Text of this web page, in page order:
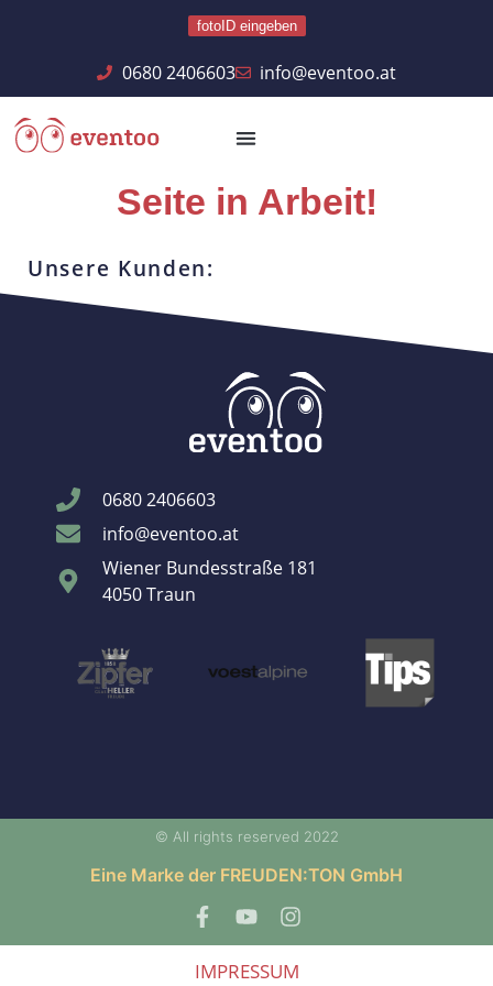
fotoID eingeben
0680 2406603 info@eventoo.at
Seite in Arbeit!
Unsere Kunden:
0680 2406603
info@eventoo.at
Wiener Bundesstraße 181
4050 Traun
© All rights reserved 2022
Eine Marke der FREUDEN:TON GmbH
IMPRESSUM